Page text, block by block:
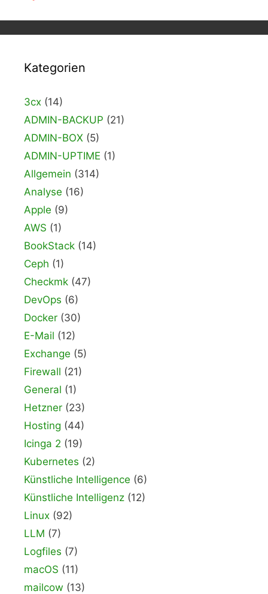
Kategorien
3cx (14)
ADMIN-BACKUP (21)
ADMIN-BOX (5)
ADMIN-UPTIME (1)
Allgemein (314)
Analyse (16)
Apple (9)
AWS (1)
BookStack (14)
Ceph (1)
Checkmk (47)
DevOps (6)
Docker (30)
E-Mail (12)
Exchange (5)
Firewall (21)
General (1)
Hetzner (23)
Hosting (44)
Icinga 2 (19)
Kubernetes (2)
Künstliche Intelligence (6)
Künstliche Intelligenz (12)
Linux (92)
LLM (7)
Logfiles (7)
macOS (11)
mailcow (13)